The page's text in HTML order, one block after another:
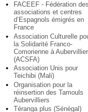
FACEEF - Fédération des
associations et centres
d’Espagnols émigrés en
France
Association Culturelle
la Solidarité Franco-
Comorienne à
(ACSFA)
Association Unis pour
Teichibi (Mali)
Organisation pour la
réinsertion des Tamouls
Aubervilliers
Téranga plus (Sénégal)